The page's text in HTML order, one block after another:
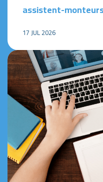
assistent-
17 JUL 2026